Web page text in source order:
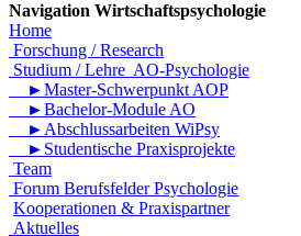
Navigation Wirtschaftspsychologie
Home
Forschung / Research
Studium / Lehre AO-Psychologie
►Master-Schwerpunkt AOP
►Bachelor-Module AO
►Abschlussarbeiten WiPsy
►Studentische Praxisprojekte
Team
Forum Berufsfelder Psychologie
Kooperationen & Praxispartner
Aktuelles